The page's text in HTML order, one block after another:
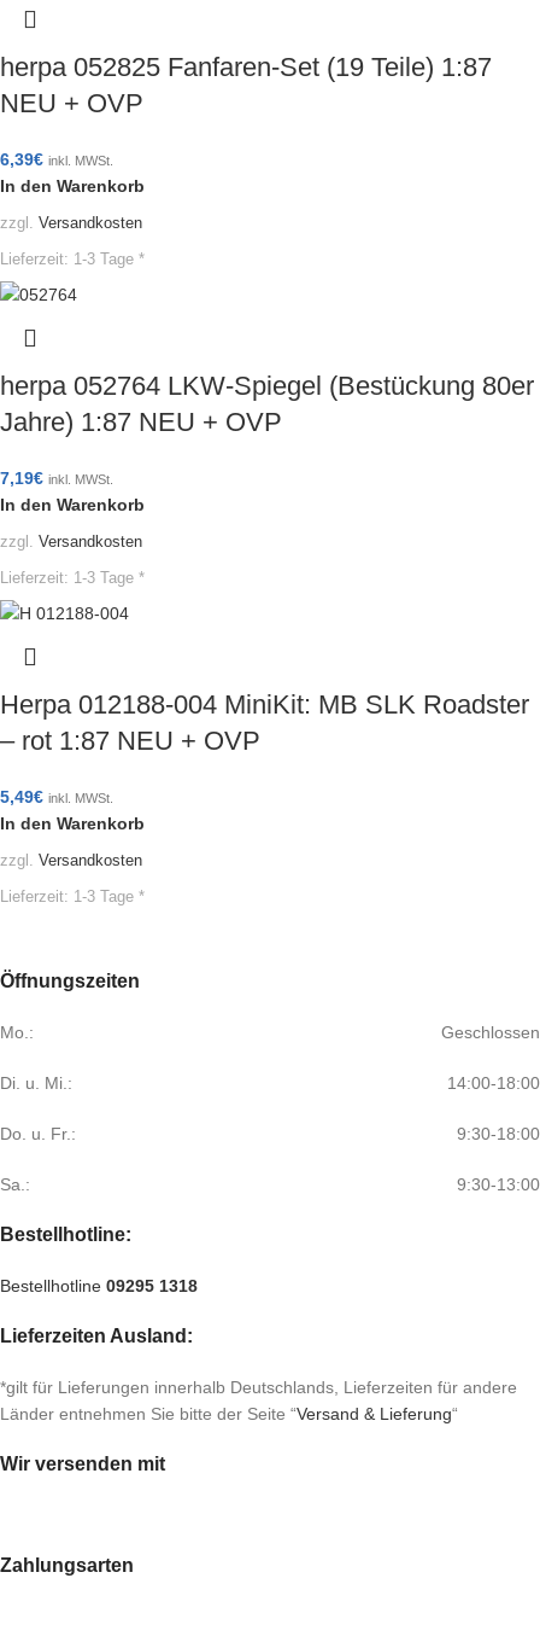
herpa 052825 Fanfaren-Set (19 Teile) 1:87
NEU + OVP
6,39€ inkl. MWSt.
In den Warenkorb
zzgl. Versandkosten
Lieferzeit: 1-3 Tage *
herpa 052764 LKW-Spiegel (Bestückung 80er
Jahre) 1:87 NEU + OVP
7,19€ inkl. MWSt.
In den Warenkorb
zzgl. Versandkosten
Lieferzeit: 1-3 Tage *
Herpa 012188-004 MiniKit: MB SLK Roadster
– rot 1:87 NEU + OVP
5,49€ inkl. MWSt.
In den Warenkorb
zzgl. Versandkosten
Lieferzeit: 1-3 Tage *
Öffnungszeiten
Mo.: Geschlossen
Di. u. Mi.: 14:00-18:00
Do. u. Fr.: 9:30-18:00
Sa.: 9:30-13:00
Bestellhotline:
Bestellhotline 09295 1318
Lieferzeiten Ausland:
*gilt für Lieferungen innerhalb Deutschlands, Lieferzeiten für andere
Länder entnehmen Sie bitte der Seite “Versand & Lieferung“
Wir versenden mit
Zahlungsarten